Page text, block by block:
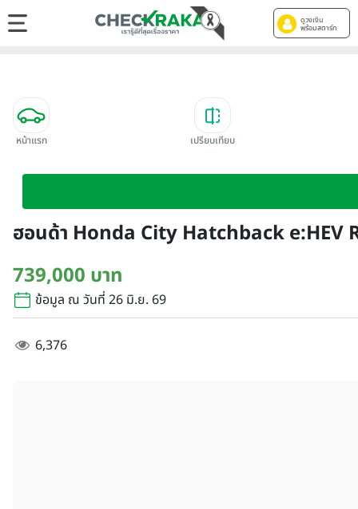
ดูวงเงิน
พร้อมสตาร์ท
หน้าแรก เปรียบเทียบ
ฮอนด้า Honda City Hatchback e:HEV
739,000 บาท
ข้อมูล ณ วันที่ 26 มิ.ย. 69
6,376